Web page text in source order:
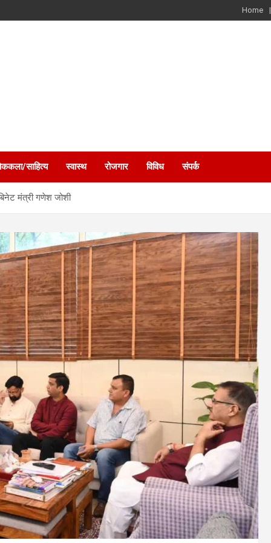
Home
साहित्य स्वास्थ रोजगार विविध संपर्क
मंत्री गणेश जोशी